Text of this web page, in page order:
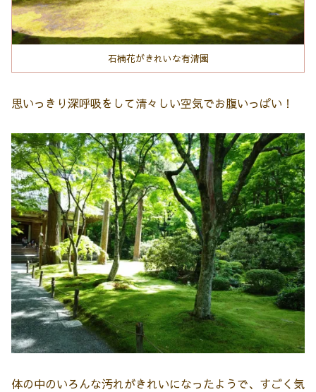
石楠花がきれいな有清園
思いっきり深呼吸をして清々しい空気でお腹いっぱい！
体の中のいろんな汚れがきれいになったようで、すごく気